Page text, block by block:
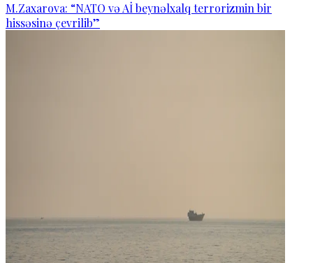
M.Zaxarova: “NATO və Aİ beynəlxalq terrorizmin bir
hissəsinə çevrilib”